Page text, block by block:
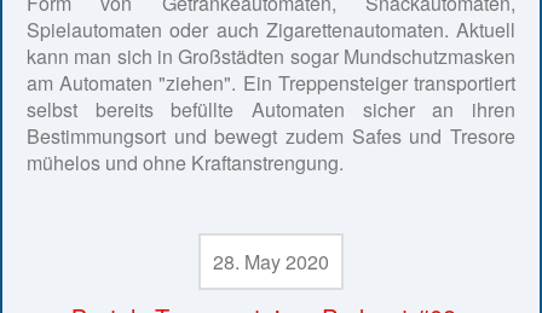
Spielautomaten oder auch Zigarettenautomaten. Aktuell
kann man sich in Großstädten sogar Mundschutzmasken
am Automaten "ziehen". Ein Treppensteiger transportiert
selbst bereits befüllte Automaten sicher an ihren
Bestimmungsort und bewegt zudem Safes und Tresore
mühelos und ohne Kraftanstrengung.
28. May 2020